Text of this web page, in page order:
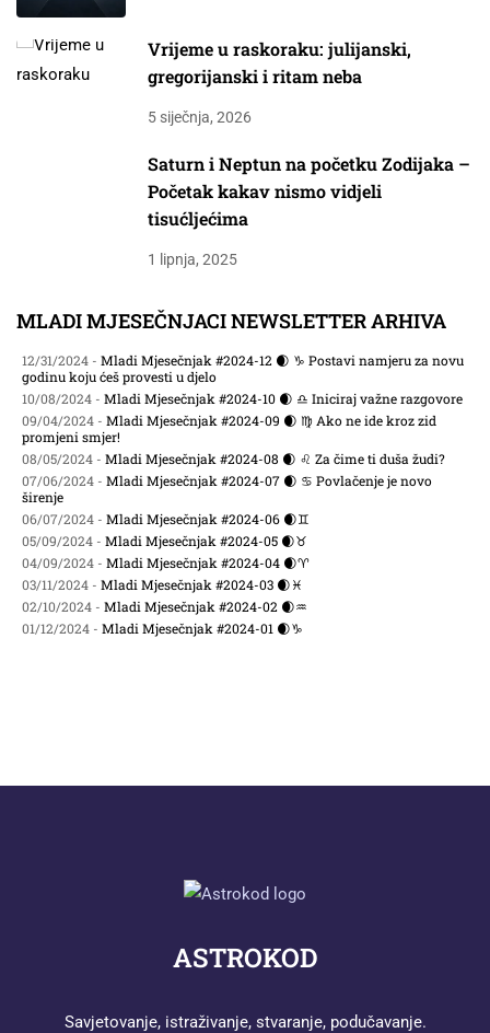
Vrijeme u raskoraku: julijanski,
gregorijanski i ritam neba
5 siječnja, 2026
Saturn i Neptun na početku Zodijaka –
Početak kakav nismo vidjeli
tisućljećima
1 lipnja, 2025
MLADI MJESEČNJACI NEWSLETTER ARHIVA
12/31/2024 - Mladi Mjesečnjak #2024-12 🌒 ♑ Postavi namjeru za novu
godinu koju ćeš provesti u djelo
10/08/2024 - Mladi Mjesečnjak #2024-10 🌒 ♎ Iniciraj važne razgovore
09/04/2024 - Mladi Mjesečnjak #2024-09 🌒 ♍ Ako ne ide kroz zid
promjeni smjer!
08/05/2024 - Mladi Mjesečnjak #2024-08 🌒 ♌ Za čime ti duša žudi?
07/06/2024 - Mladi Mjesečnjak #2024-07 🌒 ♋ Povlačenje je novo
širenje
06/07/2024 - Mladi Mjesečnjak #2024-06 🌒♊
05/09/2024 - Mladi Mjesečnjak #2024-05 🌒♉
04/09/2024 - Mladi Mjesečnjak #2024-04 🌒♈
03/11/2024 - Mladi Mjesečnjak #2024-03 🌒♓
02/10/2024 - Mladi Mjesečnjak #2024-02 🌒♒
01/12/2024 - Mladi Mjesečnjak #2024-01 🌒♑
ASTROKOD
Savjetovanje, istraživanje, stvaranje, podučavanje.